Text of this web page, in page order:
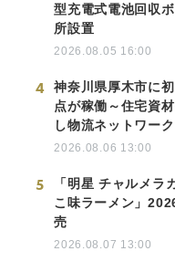
型充電式電池回収
所設置
2026.08.05 16:00
4
神奈川県厚木市に
点が稼働～住宅資
し物流ネットワー
2026.08.06 13:00
5
「明星 チャルメラ
こ味ラーメン」
売
2026.08.07 13:00